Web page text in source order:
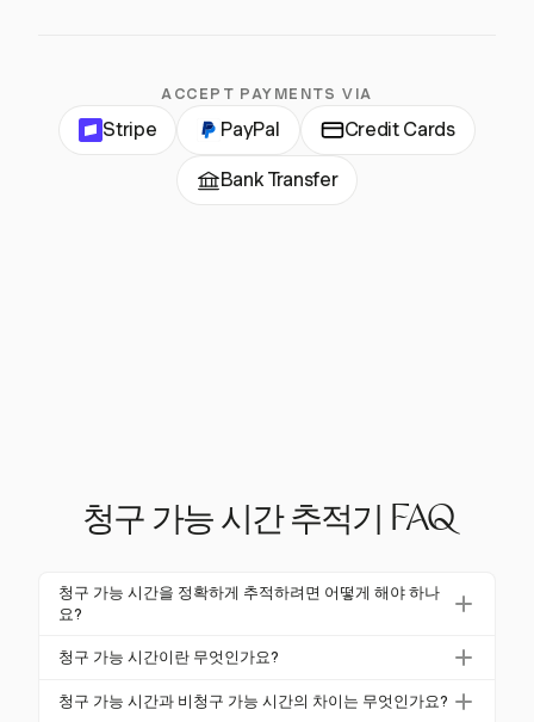
ACCEPT PAYMENTS VIA
Stripe PayPal Credit Cards
Bank Transfer
청구 가능 시간 추적기 FAQ
청구 가능 시간을 정확하게 추적하려면 어떻게 해야 하나
요?
정확한 추적은 실시간으로 시간을 기록하고 일관된 청
도구는 원클릭 타이머와 수동 입력으로 이 프로세스를
청구 가능 시간이란 무엇인가요?
청구 가능 시간은 고객 프로젝트 또는 서비스에 직접
청구 가능 시간과 비청구 가능 시간의 차이는 무엇인가요?